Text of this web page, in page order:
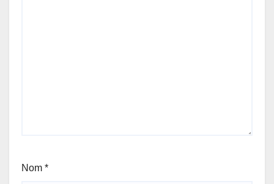
Nom *